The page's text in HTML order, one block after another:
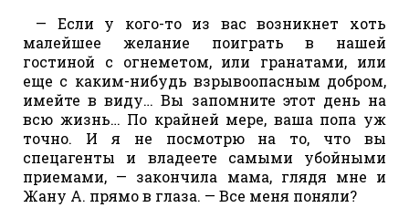
— Если у кого-то из вас возникнет хоть
малейшее желание поиграть в нашей
гостиной с огнеметом, или гранатами, или
еще с каким-нибудь взрывоопасным добром,
имейте в виду… Вы запомните этот день на
всю жизнь… По крайней мере, ваша попа уж
точно. И я не посмотрю на то, что вы
спецагенты и владеете самыми убойными
приемами, — закончила мама, глядя мне и
Жану А. прямо в глаза. — Все меня поняли?